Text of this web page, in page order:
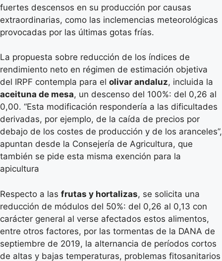
fuertes descensos en su producción por causas
extraordinarias, como las inclemencias meteorológicas
provocadas por las últimas gotas frías.
La propuesta sobre reducción de los índices de
rendimiento neto en régimen de estimación objetiva
del IRPF contempla para el olivar andaluz, incluida la
aceituna de mesa, un descenso del 100%: del 0,26 al
0,00. “Esta modificación respondería a las dificultades
derivadas, por ejemplo, de la caída de precios por
debajo de los costes de producción y de los aranceles”,
apuntan desde la Consejería de Agricultura, que
también se pide esta misma exención para la
apicultura
Respecto a las frutas y hortalizas, se solicita una
reducción de módulos del 50%: del 0,26 al 0,13 con
carácter general al verse afectados estos alimentos,
entre otros factores, por las tormentas de la DANA de
septiembre de 2019, la alternancia de períodos cortos
de altas y bajas temperaturas, problemas fitosanitarios